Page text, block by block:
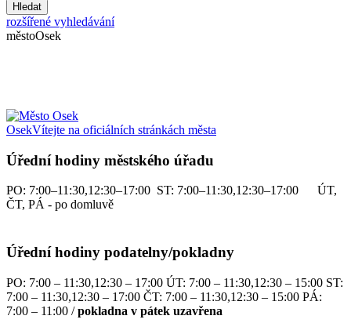
Hledat
rozšířené vyhledávání
městoOsek
OsekVítejte na oficiálních stránkách města
Úřední hodiny městského úřadu
PO: 7:00–11:30,12:30–17:00 ST: 7:00–11:30,12:30–17:00 ÚT,
ČT, PÁ - po domluvě
Úřední hodiny podatelny/pokladny
PO: 7:00 – 11:30,12:30 – 17:00 ÚT: 7:00 – 11:30,12:30 – 15:00 ST:
7:00 – 11:30,12:30 – 17:00 ČT: 7:00 – 11:30,12:30 – 15:00 PÁ:
7:00 – 11:00 /pokladna v pátek uzavřena